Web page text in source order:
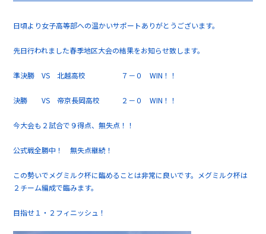
日頃より女子高等部への温かいサポートありがとうございます。
先日行われました春季地区大会の結果をお知らせ致します。
準決勝 VS 北越高校 ７－０ WIN！！
決勝 VS 帝京長岡高校 ２－０ WIN！！
今大会も２試合で９得点、無失点！！
公式戦全勝中！ 無失点継続！
この勢いでメグミルク杯に臨めることは非常に良いです。メグミルク杯は
２チーム編成で臨みます。
目指せ１・２フィニッシュ！